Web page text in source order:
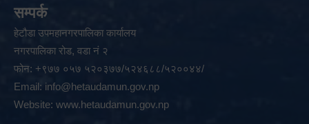
सम्पर्क
हेटौडा उपमहानगरपालिका कार्यालय
नगरपालिका रोड, वडा नं २
फोन: +९७७ ०५७ ५२०३७७/५२४६८८/५२००४४/
Email: info@hetaudamun.gov.np
Website: www.hetaudamun.gov.np